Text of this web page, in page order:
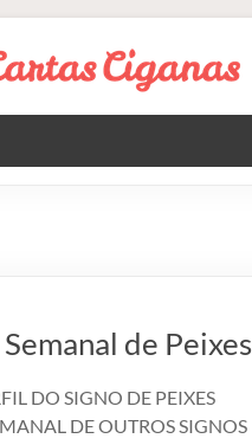
de Peixes
DO SIGNO DE PEIXES
DE OUTROS SIGNOS